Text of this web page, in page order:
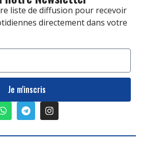
liste de diffusion pour recevoir
directement dans votre
Je m'inscris